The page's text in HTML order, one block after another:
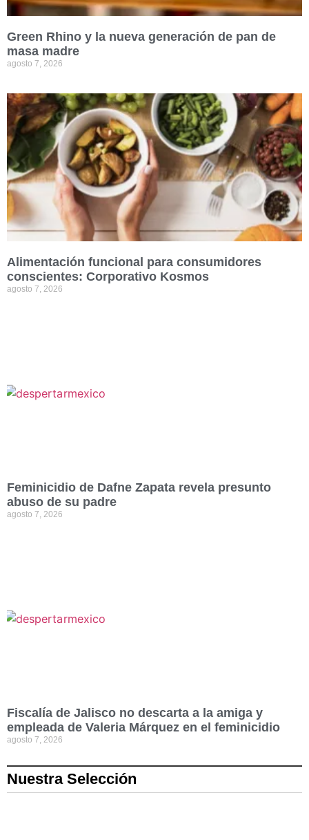
Green Rhino y la nueva generación de pan de
masa madre
agosto 7, 2026
Alimentación funcional para consumidores
conscientes: Corporativo Kosmos
agosto 7, 2026
Feminicidio de Dafne Zapata revela presunto
abuso de su padre
agosto 7, 2026
Fiscalía de Jalisco no descarta a la amiga y
empleada de Valeria Márquez en el feminicidio
agosto 7, 2026
Nuestra Selección